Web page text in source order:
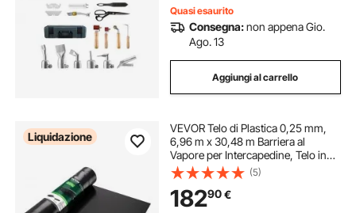
Quasi esaurito
Consegna:non appena Gio.
Ago. 13
Aggiungi al carrello
Liquidazione
VEVOR Telo di Plastica 0,25 mm,
6,96 m x 30,48 m Barriera al
Vapore per Intercapedine, Telo in
Polietilene per Giardino Resistente,
Plastica Costruzione, Telo per
Fornitura di Plastica Agricola Nero
(5)
18290€